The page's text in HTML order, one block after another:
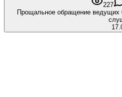
227
Прощальное обращение ведущих